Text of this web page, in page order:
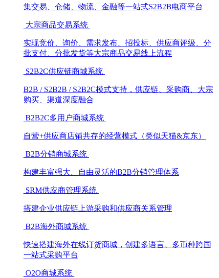
集交易、仓储、物流、金融等一站式S2B2B电商平台
大宗商品交易系统
实现竞价、询价、需求发布、招投标、供应商评级、分
批支付、分批发货等大宗商品交易线上流程
S2B2C供应链商城系统
B2B / S2B2B / S2B2C模式支持，供应链、采购商、大宗
购买、渠道深度融合
B2B2C多用户商城系统
自营+供应商店铺共存的经营模式（类似天猫&京东）
B2B分销商城系统
构建丰富强大、自由灵活的B2B分销管理体系
SRM供应商管理系统
搭建企业供应链上游采购和供应商关系管理
B2B海外商城系统
快速搭建海外在线订货商城，创建多语言、多币种跨国
一站式采购平台
O2O商城系统